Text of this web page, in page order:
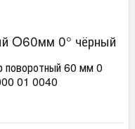
O60мм 0° чёрный
60 мм 0
01 0040